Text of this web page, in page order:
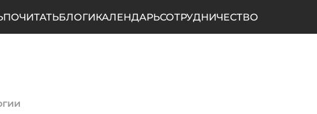
ПОЧИТАТЬБЛОГИКАЛЕНДАРЬСОТРУДНИЧЕСТВО